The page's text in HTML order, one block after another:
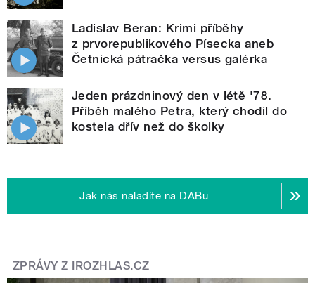
Ladislav Beran: Krimi příběhy
z prvorepublikového Písecka aneb
Četnická pátračka versus galérka
Jeden prázdninový den v létě '78.
Příběh malého Petra, který chodil do
kostela dřív než do školky
Jak nás naladíte na DABu
ZPRÁVY Z IROZHLAS.CZ